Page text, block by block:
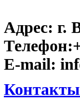
Адрес: г.
Телефон:
E-mail:
Контакты